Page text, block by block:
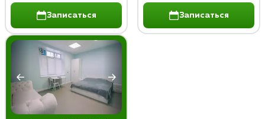
Записаться Записаться